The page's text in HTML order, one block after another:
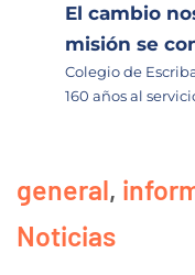
El cambio
misión se
Colegio de
160 años al
general,
Noticias